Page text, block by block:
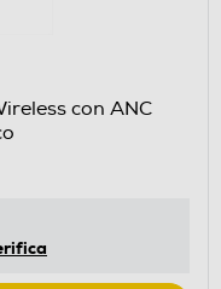
con ANC